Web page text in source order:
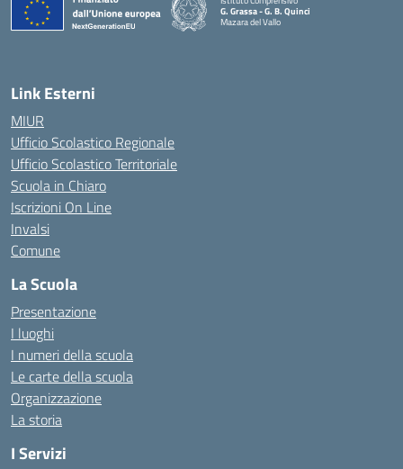
G. Grassa - G. B. Quinci
Mazara del Vallo
Link Esterni
MIUR
Ufficio Scolastico Regionale
Ufficio Scolastico Territoriale
Scuola in Chiaro
Iscrizioni On Line
Invalsi
Comune
La Scuola
Presentazione
I luoghi
I numeri della scuola
Le carte della scuola
Organizzazione
La storia
I Servizi